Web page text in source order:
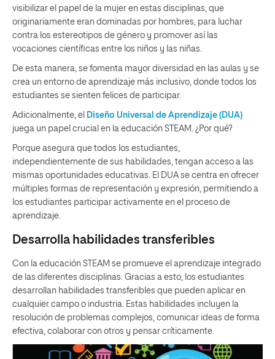
visibilizar el papel de la mujer en estas disciplinas, que
originariamente eran dominadas por hombres, para luchar
contra los estereotipos de género y promover así las
vocaciones científicas entre los niños y las niñas.
De esta manera, se fomenta mayor diversidad en las aulas y se
crea un entorno de aprendizaje más inclusivo, donde todos los
estudiantes se sienten felices de participar.
Adicionalmente, el Diseño Universal de Aprendizaje (DUA)
juega un papel crucial en la educación STEAM. ¿Por qué?
Porque asegura que todos los estudiantes,
independientemente de sus habilidades, tengan acceso a las
mismas oportunidades educativas. El DUA se centra en ofrecer
múltiples formas de representación y expresión, permitiendo a
los estudiantes participar activamente en el proceso de
aprendizaje.
Desarrolla habilidades transferibles
Con la educación STEAM se promueve el aprendizaje integrado
de las diferentes disciplinas. Gracias a esto, los estudiantes
desarrollan habilidades transferibles que pueden aplicar en
cualquier campo o industria. Estas habilidades incluyen la
resolución de problemas complejos, comunicar ideas de forma
efectiva, colaborar con otros y pensar críticamente.